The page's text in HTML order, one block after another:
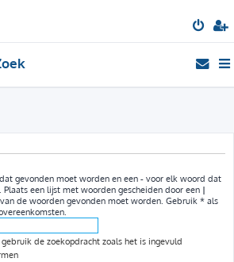
gevonden moet worden en een - voor elk woord dat
een lijst met woorden gescheiden door een |
de woorden gevonden moet worden. Gebruik * als
de zoekopdracht zoals het is ingevuld